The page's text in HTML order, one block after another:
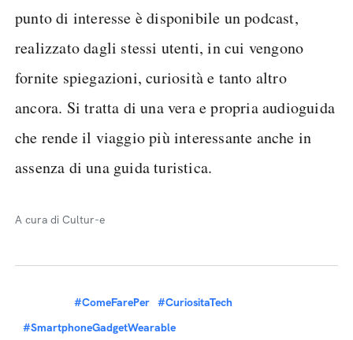
punto di interesse è disponibile un podcast,
realizzato dagli stessi utenti, in cui vengono
fornite spiegazioni, curiosità e tanto altro
ancora. Si tratta di una vera e propria audioguida
che rende il viaggio più interessante anche in
assenza di una guida turistica.
A cura di Cultur-e
#ComeFarePer #CuriositaTech
#SmartphoneGadgetWearable